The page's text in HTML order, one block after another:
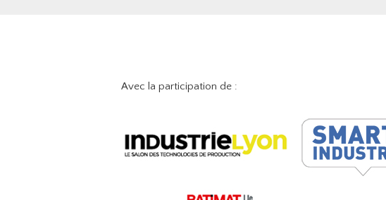
Avec la participation de :